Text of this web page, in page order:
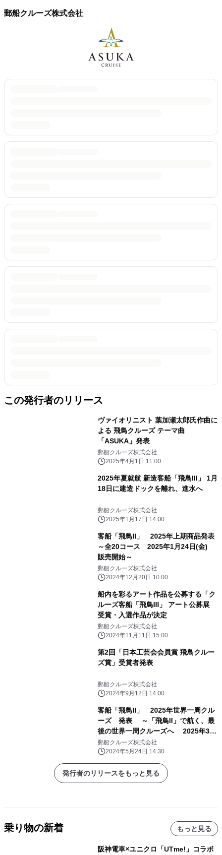
郵船クルーズ株式会社
この発行者のリリース
ヴァイオリニスト 葉加瀬太郎氏作曲に
よる 飛鳥クルーズ テーマ曲
「ASUKA」発表
郵船クルーズ株式会社
2025年4月1日 11:00
2025年夏就航 新造客船「飛鳥III」 1月
18日に建造ドックを離れ、進水へ
郵船クルーズ株式会社
2025年1月17日 14:00
客船「飛鳥II」 2025年上期商品発表
～全20コース 2025年1月24日(金)
販売開始～
郵船クルーズ株式会社
2024年12月20日 10:00
船内を彩るアート作品を公募する「ク
ルーズ客船「飛鳥III」 アート公募展
受賞・入選作品が決定
郵船クルーズ株式会社
2024年11月11日 15:00
第2回「日本工芸会会員賞 飛鳥クルー
ズ賞」受賞者発表
郵船クルーズ株式会社
2024年9月12日 14:00
客船「飛鳥II」 2025年世界一周クル
ーズ 発表 ～「飛鳥II」で航く、最
後の世界一周クルーズへ 2025年3月
31日横浜、4月1日神戸より出港～
郵船クルーズ株式会社
2024年5月24日 14:30
発行者のリリースをもっと見る
乗り物の新着 もっと見る
阪神電車×ユニクロ「UTme!」コラボ